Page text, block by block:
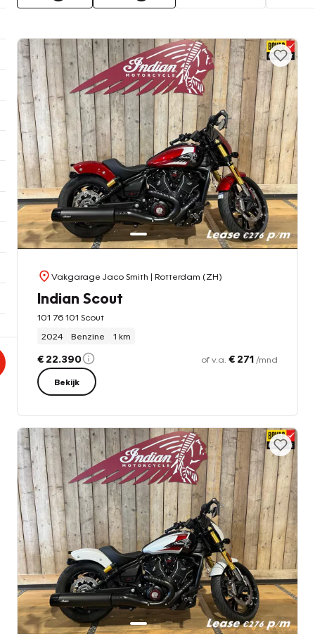
Vakgarage Jaco Smith | Rotterdam (ZH)
Indian Scout
101 76 101 Scout
2024
Benzine 1 km
€ 22.390 of v.a. € 271 /mnd
Bekijk